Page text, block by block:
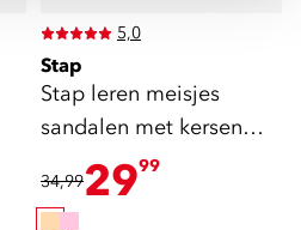
5,0
Stap
Stap leren meisjes
sandalen met kersen
beige roze
34,992999